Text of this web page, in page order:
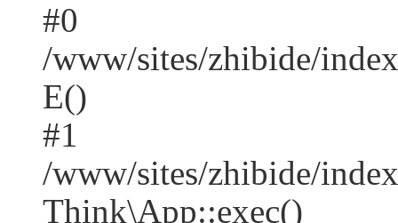
#0
/www/sites/zhibide/
E()
#1
/www/sites/zhibide/
Think\App::exec()